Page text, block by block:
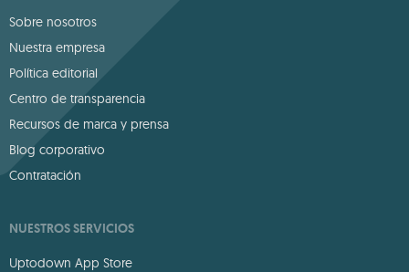
Sobre nosotros
Nuestra empresa
Política editorial
Centro de transparencia
Recursos de marca y prensa
Blog corporativo
Contratación
NUESTROS SERVICIOS
Uptodown App Store